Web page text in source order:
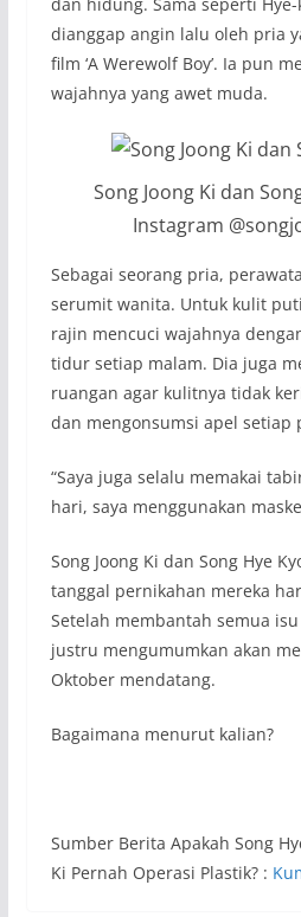
dan hidung. Sama seperti
dianggap angin lalu oleh pria
film ‘A Werewolf Boy’. Ia pun
wajahnya yang awet muda.
Song Joong Ki dan
Instagram
Sebagai seorang pria,
serumit wanita. Untuk kulit
rajin mencuci wajahnya
tidur setiap malam. Dia juga
ruangan agar kulitnya tidak
dan mengonsumsi apel setiap
“Saya juga selalu memakai
hari, saya menggunakan
Song Joong Ki dan Song Hye
tanggal pernikahan mereka
Setelah membantah semua
justru mengumumkan akan
Oktober mendatang.
Bagaimana menurut kalian?
Sumber Berita Apakah Song
Ki Pernah Operasi Plastik? :